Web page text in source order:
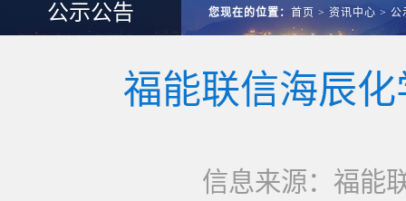
公示公告 您现在的位置： 首页 > 资讯中心 > 公
福能联信海辰
信息来源：福能